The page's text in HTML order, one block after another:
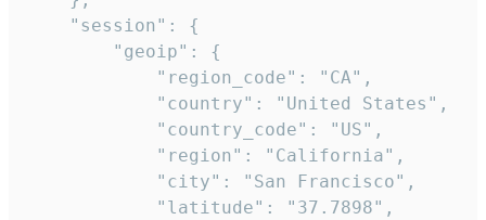
    "session": {
        "geoip": {
            "region_code": "CA",
            "country": "United States",
            "country_code": "US",
            "region": "California",
            "city": "San Francisco",
            "latitude": "37.7898",